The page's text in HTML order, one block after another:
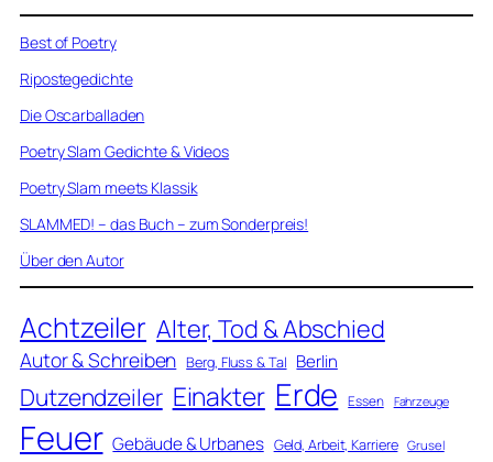
Best of Poetry
Ripostegedichte
Die Oscarballaden
Poetry Slam Gedichte & Videos
Poetry Slam meets Klassik
SLAMMED! – das Buch – zum Sonderpreis!
Über den Autor
Achtzeiler Alter, Tod & Abschied
Autor & Schreiben Berg, Fluss & Tal Berlin
Dutzendzeiler Einakter Erde Essen Fahrzeuge
Feuer Gebäude & Urbanes Geld, Arbeit, Karriere Grusel